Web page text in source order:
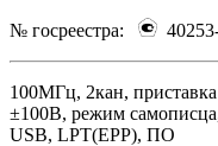
№ госреестра:
100МГц, 2кан,
±100В, режим
USB, LPT(EPP), ПО